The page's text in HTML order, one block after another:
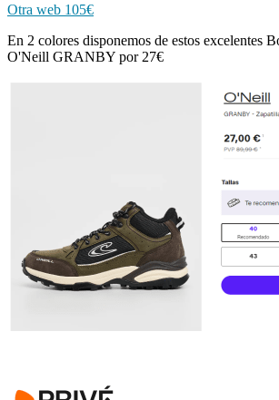
Otra web 105€
En 2 colores disponemos de estos excelentes
O'Neill GRANBY por 27€